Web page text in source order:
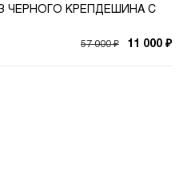
ЧЕРНОГО КРЕПДЕШИНА С
11 000 ₽
57 000 ₽